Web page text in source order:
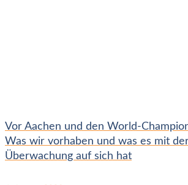
Vor Aachen und den World-
Was wir vorhaben und was es mit
Überwachung auf sich hat